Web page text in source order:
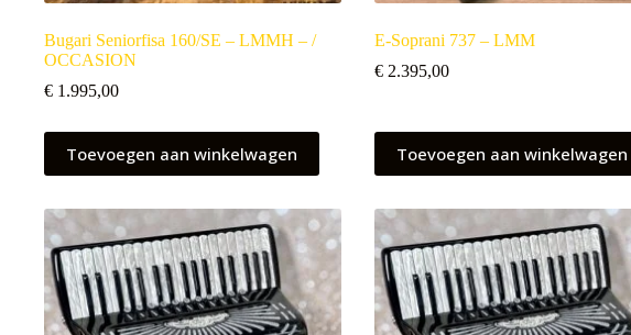
Bugari Seniorfisa 160/SE – LMMH – /
OCCASION
€ 1.995,00
Toevoegen aan winkelwagen
E-Soprani 737 – LMM
€2.395,00
Toevoegen aan winkelwagen